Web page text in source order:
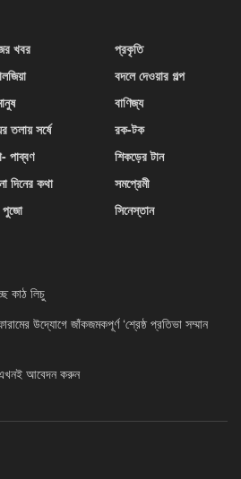
খবর
তলায় সর্ষে
পাব্বণ
দিনের কথা
পুজো
প্রকৃতি
বদলে দেওয়ার গল্প
বাণিজ্য
রক-টক
শিকড়ের টান
সমপ্রেমী
সিনেস্তান
কাঠ লিচু
উদ্যোগে জাঁকজমকপূর্ণ ‘শ্রেষ্ঠ প্রতিভা সম্মান
এখনই আবেদন করুন